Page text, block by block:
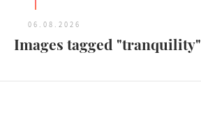
06.08.2026
Images tagged "tranquility"